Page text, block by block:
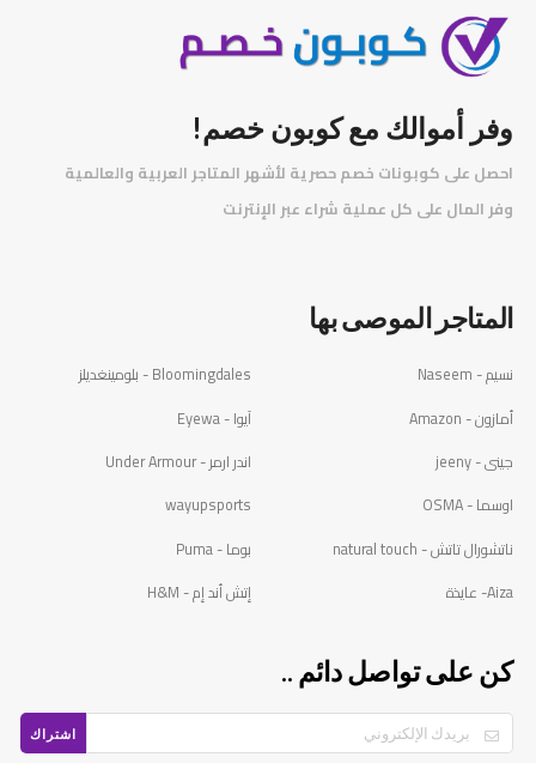
وفر أموالك مع كوبون خصم!
احصل على كوبونات خصم حصرية لأشهر المتاجر العربية والعالمية
وفر المال على كل عملية شراء عبر الإنترنت
المتاجر الموصى بها
نسيم - Naseem
Bloomingdales - بلومينغديلز
أمازون - Amazon
آيوا - Eyewa
جينى - jeeny
اندر ارمر - Under Armour
اوسما - OSMA
wayupsports
ناتشورال تاتش - natural touch
بوما - Puma
Aiza- عايذة
إتش أند إم - H&M
كن على تواصل دائم ..
اشتراك